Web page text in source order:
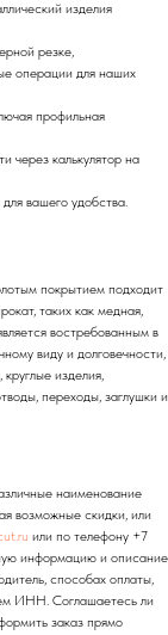
изделия
резке,
операции для наших
профильная
через калькулятор на
вашего удобства.
покрытием подходит
таких как медная,
востребованным в
виду и долговечности,
изделия,
переходы, заглушки и
наименование
возможные скидки, или
или по телефону +7
информацию и описание
способах оплаты,
ИНН. Соглашаетесь ли
заказ прямо